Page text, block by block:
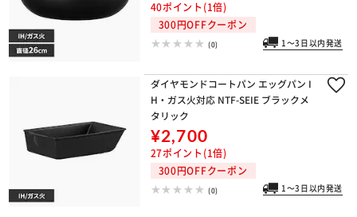
40ポイント(1倍)
300円OFFクーポン
(0) 1～3日以内発送
ダイヤモンドコートパン エッグパン I
H・ガス火対応 NTF-SEIE ブラックメ
タリック
¥2,700
27ポイント(1倍)
300円OFFクーポン
(0) 1～3日以内発送